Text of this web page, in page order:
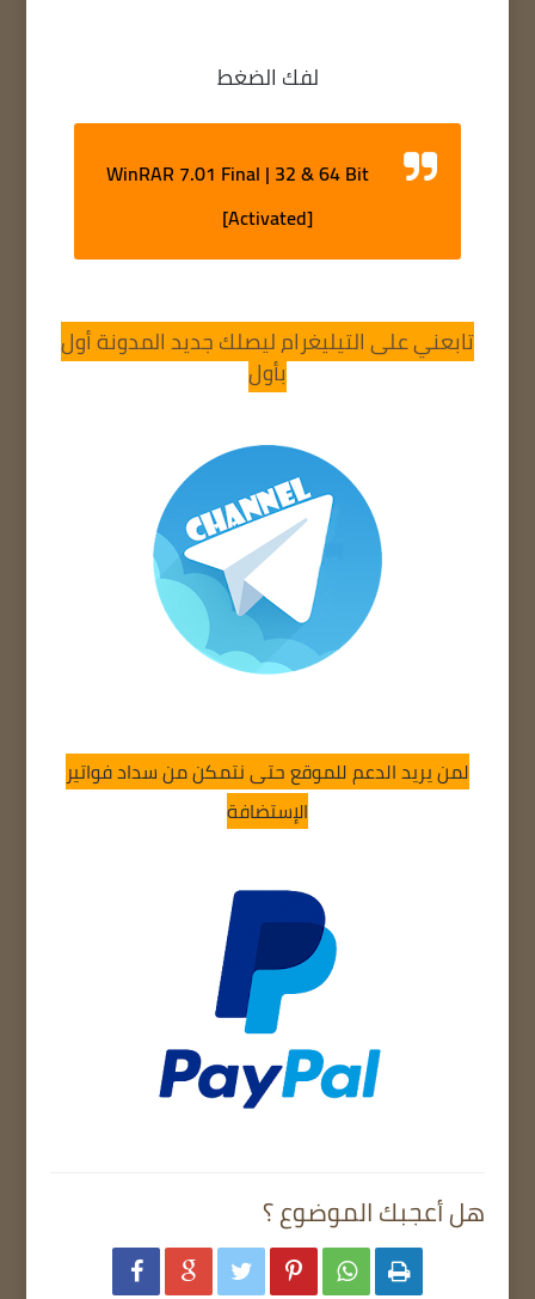
لفك الضغط
WinRAR 7.01 Final | 32 & 64 Bit
[Activated]
تابعني على التيليغرام ليصلك جديد المدونة أول
بأول
لمن يريد الدعم للموقع حتى نتمكن من سداد فواتير
الإستضافة
هل أعجبك الموضوع ؟
     